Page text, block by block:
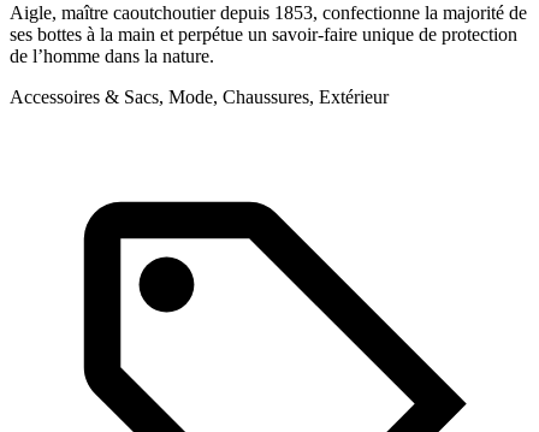
Aigle, maître caoutchoutier depuis 1853, confectionne la majorité de
ses bottes à la main et perpétue un savoir-faire unique de protection
de l’homme dans la nature.
Accessoires & Sacs, Mode, Chaussures, Extérieur